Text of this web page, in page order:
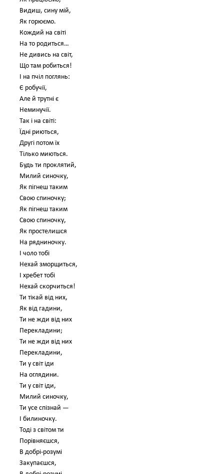
Видиш, сину мій,
Як горюємо.
Кождий на світі
На то родиться…
Не дивись на світ,
Що там робиться!
І на пчіл поглянь:
Є робучії,
Але й трутні є
Неминучії.
Так і на світі:
Їдні риються,
Другі потом їх
Тілько миються.
Будь ти проклятий,
Милий синочку,
Як пігнеш таким
Свою спиночку;
Як пігнеш таким
Свою спиночку,
Як простелишся
На рядниночку.
І чоло тобі
Нехай зморщиться,
І хребет тобі
Нехай скорчиться!
Ти тікай від них,
Як від гадини,
Ти не жди від них
Перекладини;
Ти не жди від них
Перекладини,
Ти у світ іди
На оглядини.
Ти у світ іди,
Милий синочку,
Ти усе спізнай —
І билиночку.
Тоді з світом ти
Порівняєшся,
В добрі-розумі
Закупаєшся,